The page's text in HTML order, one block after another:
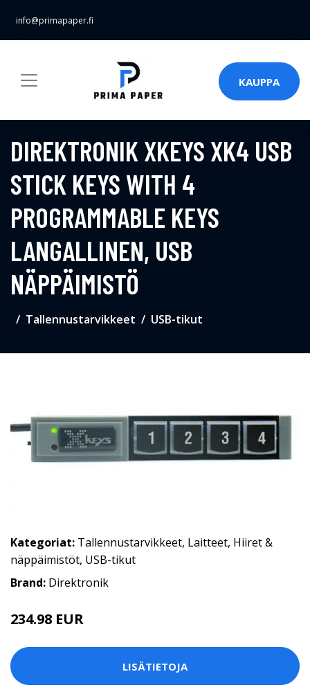
info@primapaper.fi
KAUPPA
DIREKTRONIK XKEYS XK4 USB
STICK KEYS WITH 4
PROGRAMMABLE KEYS
LANGALLINEN, USB
NÄPPÄIMISTÖ
Tallennustarvikkeet USB-tikut
Kategoriat: Tallennustarvikkeet, Laitteet, Hiiret &
näppäimistöt, USB-tikut
Brand: Direktronik
234.98 EUR
LISÄTIETOJA